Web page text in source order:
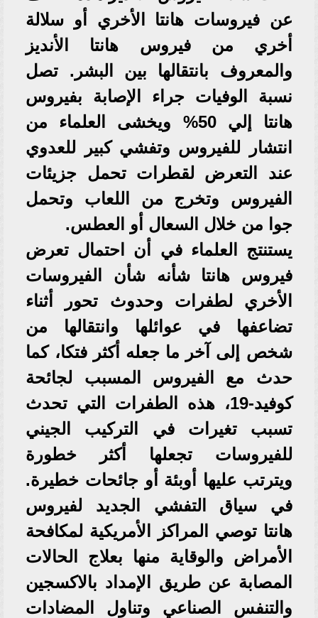
عن فيروسات هانتا الأخري أو سلالة
أخري من فيروس هانتا الأنديز
والمعروف بانتقالها بين البشر. تصل
نسبة الوفيات جراء الإصابة بفيروس
هانتا إلي 50% ويخشى العلماء من
انتشار للفيروس وتفشي كبير للعدوي
عند التعرض لقطرات تحمل جزيئات
الفيروس وتخرج من اللعاب وتحمل
جوا من خلال السعال أو العطس.
يستنتج العلماء في أن احتمال تعرض
فيروس هانتا شأنه شأن الفيروسات
الأخري لطفرات وحدوث تحور أثناء
تضاعفها في عوائلها وانتقالها من
شخص إلى آخر ما جعله أكثر فتكا، كما
حدث مع الفيروس المسبب لجائحة
كوفيد-19، هذه الطفرات التي تحدث
تسبب تغيرات في التركيب الجيني
للفيروسات تجعلها أكثر خطورة
ويترتب عليها أوبئة أو جائحات خطيرة.
في سياق التفشي الجديد لفيروس
هانتا توصي المراكز الأمريكية لمكافحة
الأمراض والوقاية منها بعلاج الحالات
المصابة عن طريق الإمداد بالاكسجين
والتنفس الصناعي وتناول المضادات